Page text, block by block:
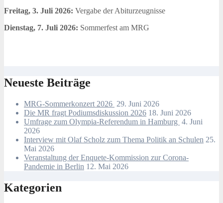
Freitag, 3. Juli 2026: Vergabe der Abiturzeugnisse
Dienstag, 7. Juli 2026: Sommerfest am MRG
Neueste Beiträge
MRG-Sommerkonzert 2026 29. Juni 2026
Die MR fragt Podiumsdiskussion 2026 18. Juni 2026
Umfrage zum Olympia-Referendum in Hamburg 4. Juni
2026
Interview mit Olaf Scholz zum Thema Politik an Schulen 25.
Mai 2026
Veranstaltung der Enquete-Kommission zur Corona-
Pandemie in Berlin 12. Mai 2026
Kategorien